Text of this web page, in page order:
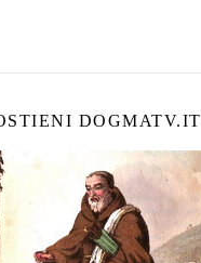
DOGMATV.IT